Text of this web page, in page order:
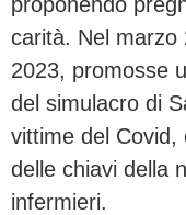
carità. Nel marzo
2023, promosse
del simulacro di
vittime del Covid,
delle chiavi della
infermieri.